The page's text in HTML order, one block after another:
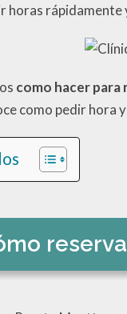
horas rápidamente
como hacer
como pedir hora